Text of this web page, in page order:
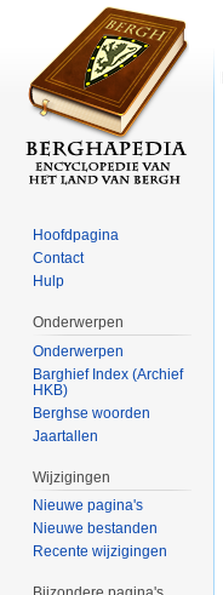
Hoofdpagina
Contact
Hulp
Onderwerpen
Onderwerpen
Barghief Index (Archief
HKB)
Berghse woorden
Jaartallen
Wijzigingen
Nieuwe pagina's
Nieuwe bestanden
Recente wijzigingen